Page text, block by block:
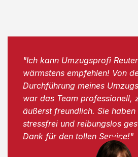
"Ich kann Umzugsprofi
wärmstens empfehlen! Von
Durchführung meines
war das Team professionell,
äußerst freundlich. Sie haben
stressfrei und reibungslos
Dank für den tollen Service!"